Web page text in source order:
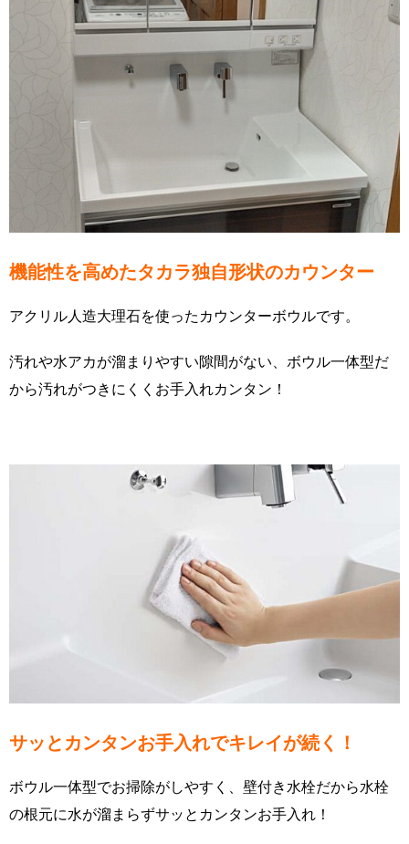
機能性を高めたタカラ独自形状のカウンター
アクリル人造大理石を使ったカウンターボウルです。
汚れや水アカが溜まりやすい隙間がない、ボウル一体型だ
から汚れがつきにくくお手入れカンタン！
サッとカンタンお手入れでキレイが続く！
ボウル一体型でお掃除がしやすく、壁付き水栓だから水栓
の根元に水が溜まらずサッとカンタンお手入れ！